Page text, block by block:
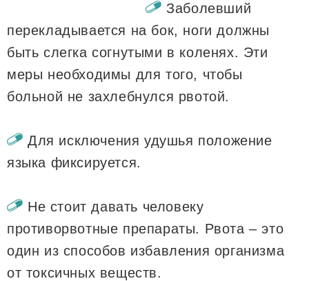
Заболевший
перекладывается на бок, ноги должны
быть слегка согнутыми в коленях. Эти
меры необходимы для того, чтобы
больной не захлебнулся рвотой.
Для исключения удушья положение
языка фиксируется.
Не стоит давать человеку
противорвотные препараты. Рвота – это
один из способов избавления организма
от токсичных веществ.